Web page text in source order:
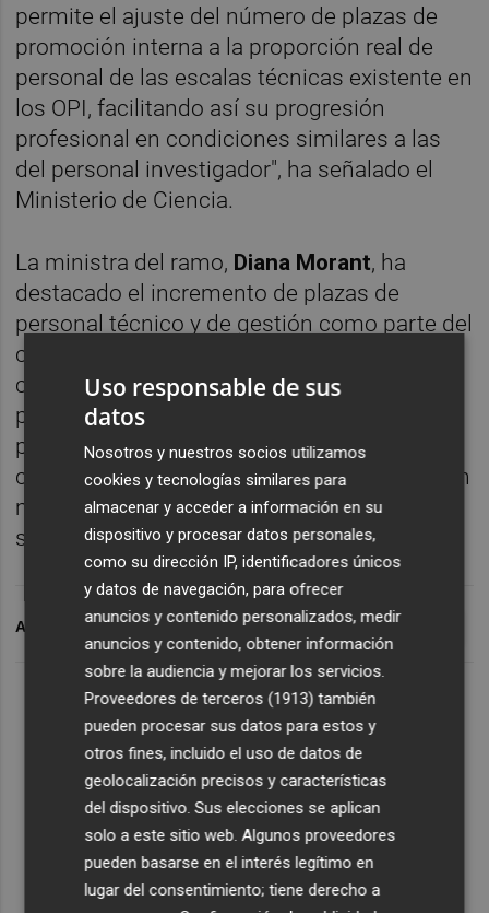
permite el ajuste del número de plazas de
promoción interna a la proporción real de
personal de las escalas técnicas existente en
los OPI, facilitando así su progresión
profesional en condiciones similares a las
del personal investigador", ha señalado el
Ministerio de Ciencia.
La ministra del ramo, Diana Morant, ha
destacado el incremento de plazas de
personal técnico y de gestión como parte del
compromiso del Gobierno con un sistema
científico "más equilibrado". "Reforzar estos
perfiles en los centros de investigación
permitirá acompañar mejor el talento
científico y avanzar hacia una administración
más ágil y menos burocrática", ha
subrayado.
ARCHIVADO EN ORGANISMOS PÚBLICOS INVESTIGACIÓN
Uso responsable de sus
datos
Nosotros y nuestros socios utilizamos
cookies y tecnologías similares para
almacenar y acceder a información en su
dispositivo y procesar datos personales,
como su dirección IP, identificadores únicos
y datos de navegación, para ofrecer
anuncios y contenido personalizados, medir
anuncios y contenido, obtener información
sobre la audiencia y mejorar los servicios.
Proveedores de terceros (1913) también
pueden procesar sus datos para estos y
otros fines, incluido el uso de datos de
geolocalización precisos y características
del dispositivo. Sus elecciones se aplican
solo a este sitio web. Algunos proveedores
pueden basarse en el interés legítimo en
lugar del consentimiento; tiene derecho a